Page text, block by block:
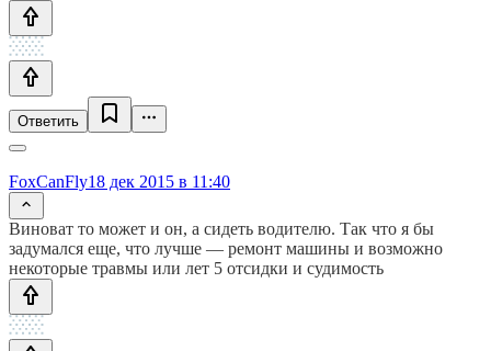
Ответить
FoxCanFly18 дек 2015 в 11:40
Виноват то может и он, а сидеть водителю. Так что я бы
задумался еще, что лучше — ремонт машины и возможно
некоторые травмы или лет 5 отсидки и судимость